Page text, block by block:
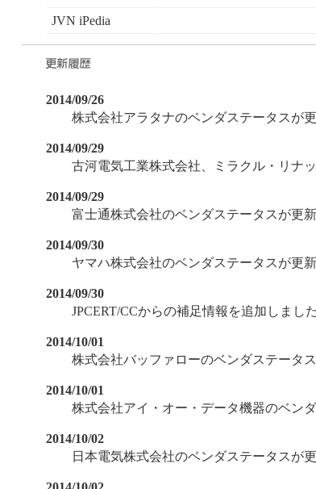
JVN iPedia
2014/09/26
株式会社アラタナのベンダステータスが
2014/09/29
古河電気工業株式会社、ミラクル・リナ
2014/09/29
富士通株式会社のベンダステータスが更
2014/09/30
ヤマハ株式会社のベンダステータスが更
2014/09/30
JPCERT/CCからの補足情報を追加しました
2014/10/01
株式会社バッファローのベンダステータ
2014/10/01
株式会社アイ・オー・データ機器のベン
2014/10/02
日本電気株式会社のベンダステータスが